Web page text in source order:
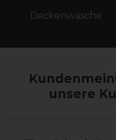
Deckenwäsche
unsere